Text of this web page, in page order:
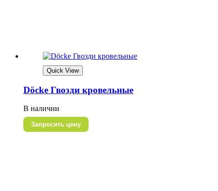
Quick View
Döcke Гвозди кровельные
В наличии
Запросить цену